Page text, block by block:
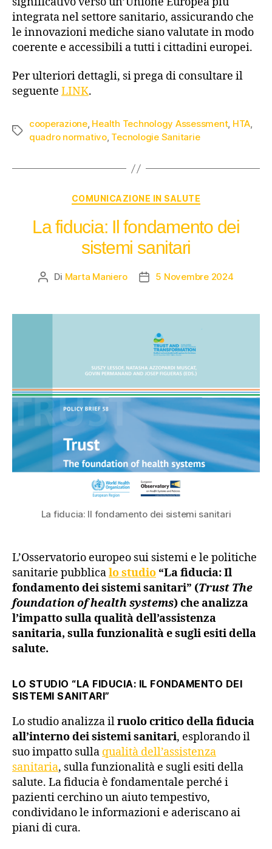
integrata nel settore sanitario, assicurando che
le innovazioni mediche siano valutate in modo
coerente e accessibili a tutti i cittadini europei.
Per ulteriori dettagli, si prega di consultare il
seguente LINK.
cooperazione, Health Technology Assessment, HTA,
quadro normativo, Tecnologie Sanitarie
COMUNICAZIONE IN SALUTE
La fiducia: Il fondamento dei
sistemi sanitari
Di Marta Maniero 5 Novembre 2024
La fiducia: Il fondamento dei sistemi sanitari
L’Osservatorio europeo sui sistemi e le politiche
sanitarie pubblicalo studio “La fiducia: Il
fondamento dei sistemi sanitari” (Trust The
foundation of health systems) che analizza
l’impatto sulla qualità dell’assistenza
sanitaria, sulla funzionalità e sugli esiti della
salute.
LO STUDIO “LA FIDUCIA: IL FONDAMENTO DEI
SISTEMI SANITARI”
Lo studio analizza ilruolo critico della fiducia
all’interno dei sistemi sanitari, esplorando il
suo impatto sulla qualità dell’assistenza
sanitaria, sulla funzionalità e sugli esiti della
salute. La fiducia è fondamentale perché i
pazienti cerchino un aiuto tempestivo,
condividano le informazioni e aderiscano ai
piani di cura.